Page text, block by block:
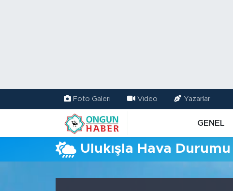
Foto Galeri Video Yazarlar
GENEL
Ulukışla Hava Durumu
Trafik Durumu
TFF 2.Lig Kırmızı Grup Puan Durumu ve Fikstür
Tüm Manşetler